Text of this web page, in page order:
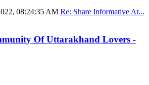
08:24:35 AM Re: Share Informative Ar...
Of Uttarakhand Lovers -